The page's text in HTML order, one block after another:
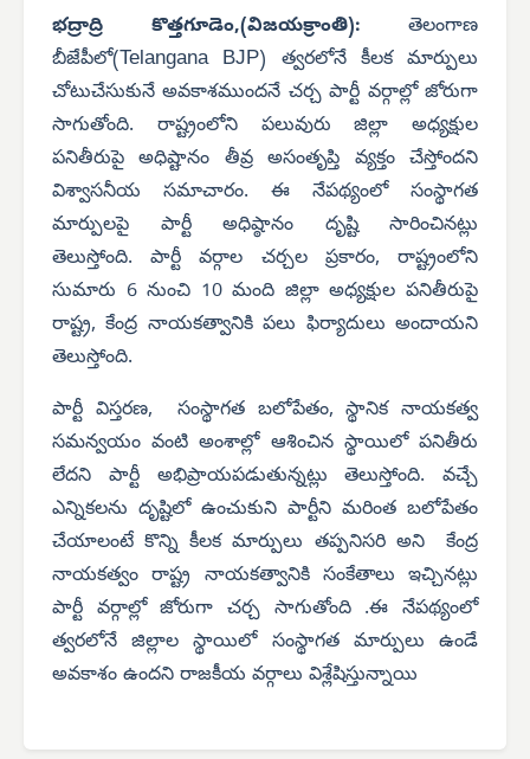
భద్రాద్రి కొత్తగూడెం,(విజయక్రాంతి): తెలంగాణ
బీజేపీలో(Telangana BJP) త్వరలోనే కీలక మార్పులు
చోటుచేసుకునే అవకాశముందనే చర్చ పార్టీ వర్గాల్లో జోరుగా
సాగుతోంది. రాష్ట్రంలోని పలువురు జిల్లా అధ్యక్షుల
పనితీరుపై అధిష్టానం తీవ్ర అసంతృప్తి వ్యక్తం చేస్తోందని
విశ్వాసనీయ సమాచారం. ఈ నేపథ్యంలో సంస్థాగత
మార్పులపై పార్టీ అధిష్ఠానం దృష్టి సారించినట్లు
తెలుస్తోంది.పార్టీ వర్గాల చర్చల ప్రకారం, రాష్ట్రంలోని
సుమారు 6 నుంచి 10 మంది జిల్లా అధ్యక్షుల పనితీరుపై
రాష్ట్ర, కేంద్ర నాయకత్వానికి పలు ఫిర్యాదులు అందాయని
తెలుస్తోంది.
పార్టీ విస్తరణ, సంస్థాగత బలోపేతం, స్థానిక నాయకత్వ
సమన్వయం వంటి అంశాల్లో ఆశించిన స్థాయిలో పనితీరు
లేదని పార్టీ అభిప్రాయపడుతున్నట్లు తెలుస్తోంది. వచ్చే
ఎన్నికలను దృష్టిలో ఉంచుకుని పార్టీని మరింత బలోపేతం
చేయాలంటే కొన్ని కీలక మార్పులు తప్పనిసరి అని కేంద్ర
నాయకత్వం రాష్ట్ర నాయకత్వానికి సంకేతాలు ఇచ్చినట్లు
పార్టీ వర్గాల్లో జోరుగా చర్చ సాగుతోంది .ఈ నేపథ్యంలో
త్వరలోనే జిల్లాల స్థాయిలో సంస్థాగత మార్పులు ఉండే
అవకాశం ఉందని రాజకీయ వర్గాలు విశ్లేషిస్తున్నాయి